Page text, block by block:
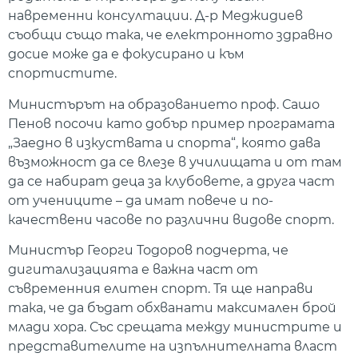
навременни консултации. Д-р Меджидиев
съобщи също така, че електронното здравно
досие може да е фокусирано и към
спортистите.
Министърът на образованието проф. Сашо
Пенов посочи като добър пример програмата
„Заедно в изкуствата и спорта“, която дава
възможност да се влезе в училищата и от там
да се набират деца за клубовете, а друга част
от учениците – да имат повече и по-
качествени часове по различни видове спорт.
Министър Георги Тодоров подчерта, че
дигитализацията е важна част от
съвременния елитен спорт. Тя ще направи
така, че да бъдат обхванати максимален брой
млади хора. Със срещата между министрите и
представителите на изпълнителната власт